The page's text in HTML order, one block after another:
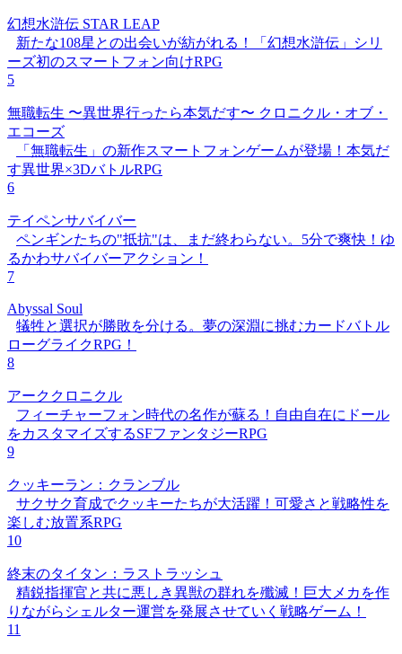
幻想水滸伝 STAR LEAP
新たな108星との出会いが紡がれる！「幻想水滸伝」シリ
ーズ初のスマートフォン向けRPG
5
無職転生 〜異世界行ったら本気だす〜 クロニクル・オブ・
エコーズ
「無職転生」の新作スマートフォンゲームが登場！本気だ
す異世界×3DバトルRPG
6
テイペンサバイバー
ペンギンたちの"抵抗"は、まだ終わらない。5分で爽快！ゆ
るかわサバイバーアクション！
7
Abyssal Soul
犠牲と選択が勝敗を分ける。夢の深淵に挑むカードバトル
ローグライクRPG！
8
アーククロニクル
フィーチャーフォン時代の名作が蘇る！自由自在にドール
をカスタマイズするSFファンタジーRPG
9
クッキーラン：クランブル
サクサク育成でクッキーたちが大活躍！可愛さと戦略性を
楽しむ放置系RPG
10
終末のタイタン：ラストラッシュ
精鋭指揮官と共に悪しき異獣の群れを殲滅！巨大メカを作
りながらシェルター運営を発展させていく戦略ゲーム！
11